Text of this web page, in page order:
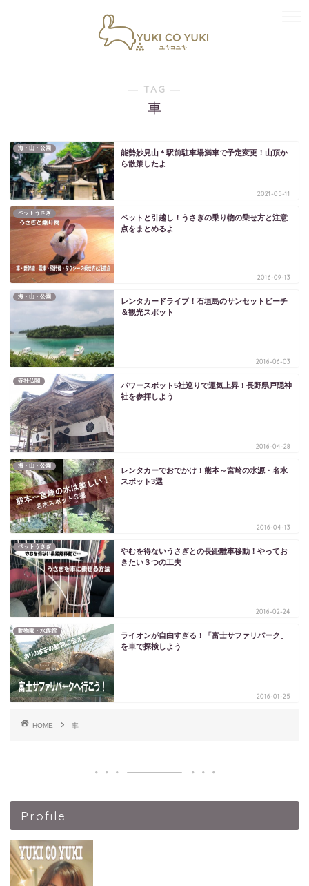
― TAG ―
車
海・山・公園
能勢妙見山＊駅前駐車場満車で予定変更！山頂か
ら散策したよ
2021-05-11
ペットうさぎ
ペットと引越し！うさぎの乗り物の乗せ方と注意
点をまとめるよ
2016-09-13
海・山・公園
レンタカードライブ！石垣島のサンセットビーチ
＆観光スポット
2016-06-03
寺社仏閣
パワースポット5社巡りで運気上昇！長野県戸隠神
社を参拝しよう
2016-04-28
海・山・公園
レンタカーでおでかけ！熊本～宮崎の水源・名水
スポット3選
2016-04-13
ペットうさぎ
やむを得ないうさぎとの長距離車移動！やってお
きたい３つの工夫
2016-02-24
動物園・水族館
ライオンが自由すぎる！「富士サファリパーク」
を車で探検しよう
2016-01-25
HOME 車
Profile